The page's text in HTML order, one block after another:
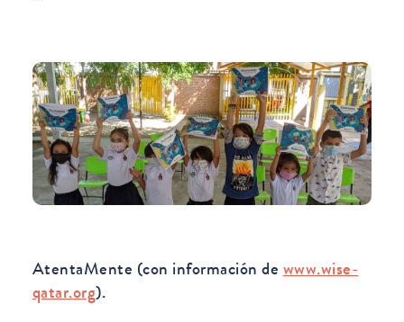
AtentaMente (con información de www.wise-
qatar.org).